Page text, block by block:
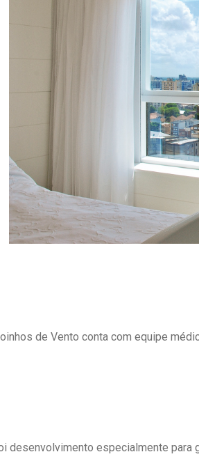
de Vento conta com equipe
desenvolvimento especialmente para